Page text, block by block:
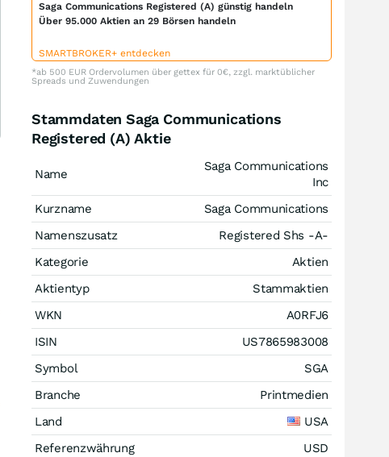
Saga Communications Registered (A) günstig handeln
Über 95.000 Aktien an 29 Börsen handeln
SMARTBROKER+ entdecken
*ab 500 EUR Ordervolumen über gettex für 0€, zzgl. marktüblicher
Spreads und Zuwendungen
Stammdaten Saga Communications
Registered (A) Aktie
Name
Saga Communications
Inc
Kurzname
Saga Communications
Namenszusatz
Registered Shs -A-
Kategorie
Aktien
Aktientyp
Stammaktien
WKN
A0RFJ6
ISIN
US7865983008
Symbol
SGA
Branche
Printmedien
Land
USA
Referenzwährung
USD